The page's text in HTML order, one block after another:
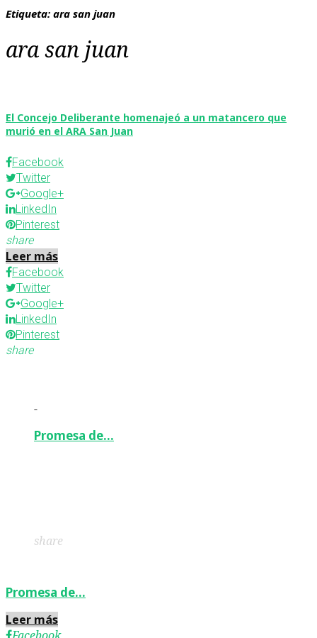
Etiqueta: ara san juan
ara san juan
El Concejo Deliberante homenajeó a un matancero que
murió en el ARA San Juan
Facebook
Twitter
Google+
LinkedIn
Pinterest
share
Leer más
Facebook
Twitter
Google+
LinkedIn
Pinterest
share
-
Promesa de…
share
Promesa de…
Leer más
Facebook